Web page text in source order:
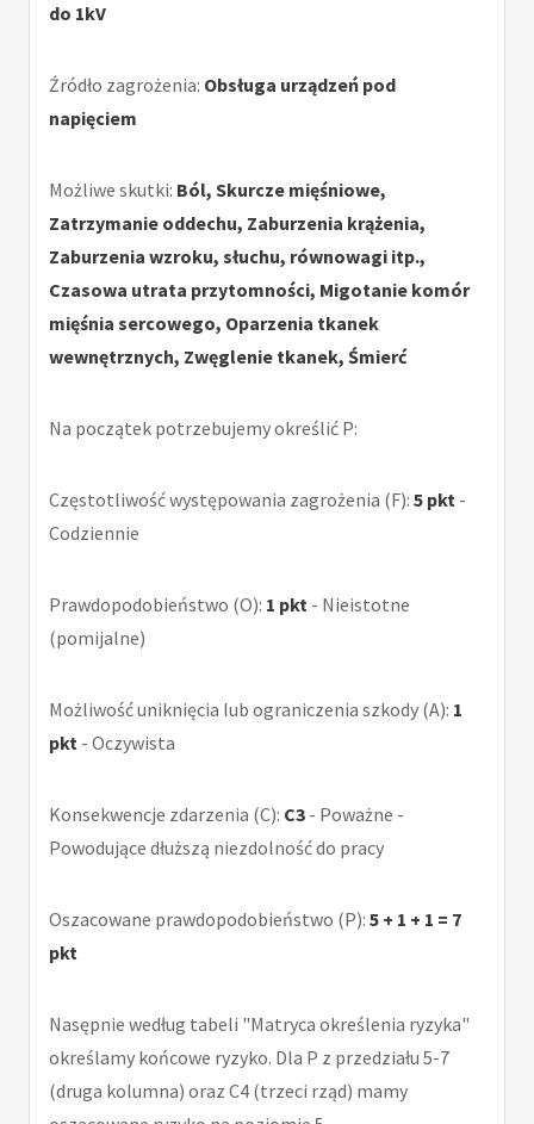
do 1kV
Źródło zagrożenia: Obsługa urządzeń pod
napięciem
Możliwe skutki: Ból, Skurcze mięśniowe,
Zatrzymanie oddechu, Zaburzenia krążenia,
Zaburzenia wzroku, słuchu, równowagi itp.,
Czasowa utrata przytomności, Migotanie komór
mięśnia sercowego, Oparzenia tkanek
wewnętrznych, Zwęglenie tkanek, Śmierć
Na początek potrzebujemy określić P:
Częstotliwość występowania zagrożenia (F): 5 pkt -
Codziennie
Prawdopodobieństwo (O): 1 pkt - Nieistotne
(pomijalne)
Możliwość uniknięcia lub ograniczenia szkody (A): 1
pkt - Oczywista
Konsekwencje zdarzenia (C): C3 - Poważne -
Powodujące dłuższą niezdolność do pracy
Oszacowane prawdopodobieństwo (P): 5 + 1 + 1 = 7
pkt
Nasępnie według tabeli "Matryca określenia ryzyka"
określamy końcowe ryzyko. Dla P z przedziału 5-7
(druga kolumna) oraz C4 (trzeci rząd) mamy